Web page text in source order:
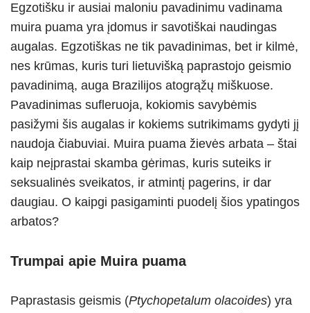
p
p
m g
er
o
o
k
Egzotišku ir ausiai maloniu pavadinimu vadinama
muira puama yra įdomus ir savotiškai naudingas
augalas. Egzotiškas ne tik pavadinimas, bet ir kilmė,
nes krūmas, kuris turi lietuvišką paprastojo geismio
pavadinimą, auga Brazilijos atogrąžų miškuose.
Pavadinimas sufleruoja, kokiomis savybėmis
pasižymi šis augalas ir kokiems sutrikimams gydyti jį
naudoja čiabuviai. Muira puama žievės arbata – štai
kaip neįprastai skamba gėrimas, kuris suteiks ir
seksualinės sveikatos, ir atmintį pagerins, ir dar
daugiau. O kaipgi pasigaminti puodelį šios ypatingos
arbatos?
Trumpai apie Muira puama
Paprastasis geismis (Ptychopetalum olacoides) yra